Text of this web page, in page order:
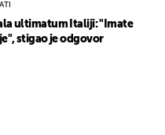
ultimatum Italiji: "Imate
stigao je odgovor